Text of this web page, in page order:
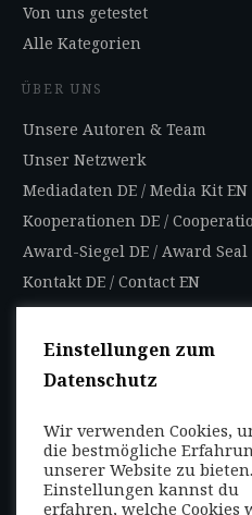
Von uns getestet
Alle Kategorien
ÜBER UNS
Unsere Autoren & Team
Unser Netzwerk
Mediadaten DE / Media Kit EN
Kooperationen DE /
Award-Siegel DE / Award Seal
Kontakt DE / Contact EN
Impressum
Datenschutzbestimmungen
Nutzungsbedingungen
FOLGEN SIE UNS
Entdecken Sie weltweit
mit uns die Highlights in
Einstellungen zum
Datenschutz
Wir verwenden Cookies,
die bestmögliche
unserer Website zu
Einstellungen kannst du
erfahren, welche Cookies